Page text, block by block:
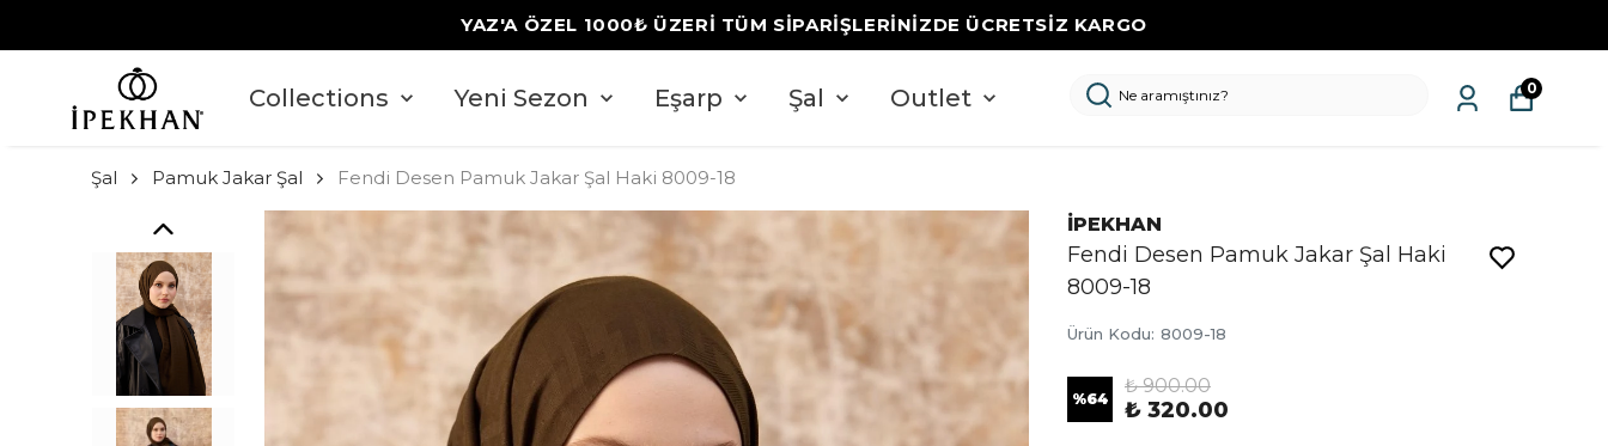
YAZ'A ÖZEL 1000₺ ÜZERİ TÜM SİPARİŞLERİNİZDE ÜCRETSİZ KARGO
Collections Yeni Sezon Eşarp Şal Outlet 0
Şal Pamuk Jakar Şal Fendi Desen Pamuk Jakar Şal Haki 8009-18
İPEKHAN
Fendi Desen Pamuk Jakar Şal Haki
8009-18
Ürün Kodu: 8009-18
%64
₺ 900.00
₺ 320.00